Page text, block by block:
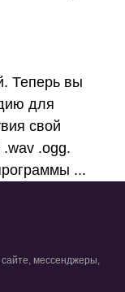
Теперь вы
для
свой
.ogg.
...
мессенджеры,